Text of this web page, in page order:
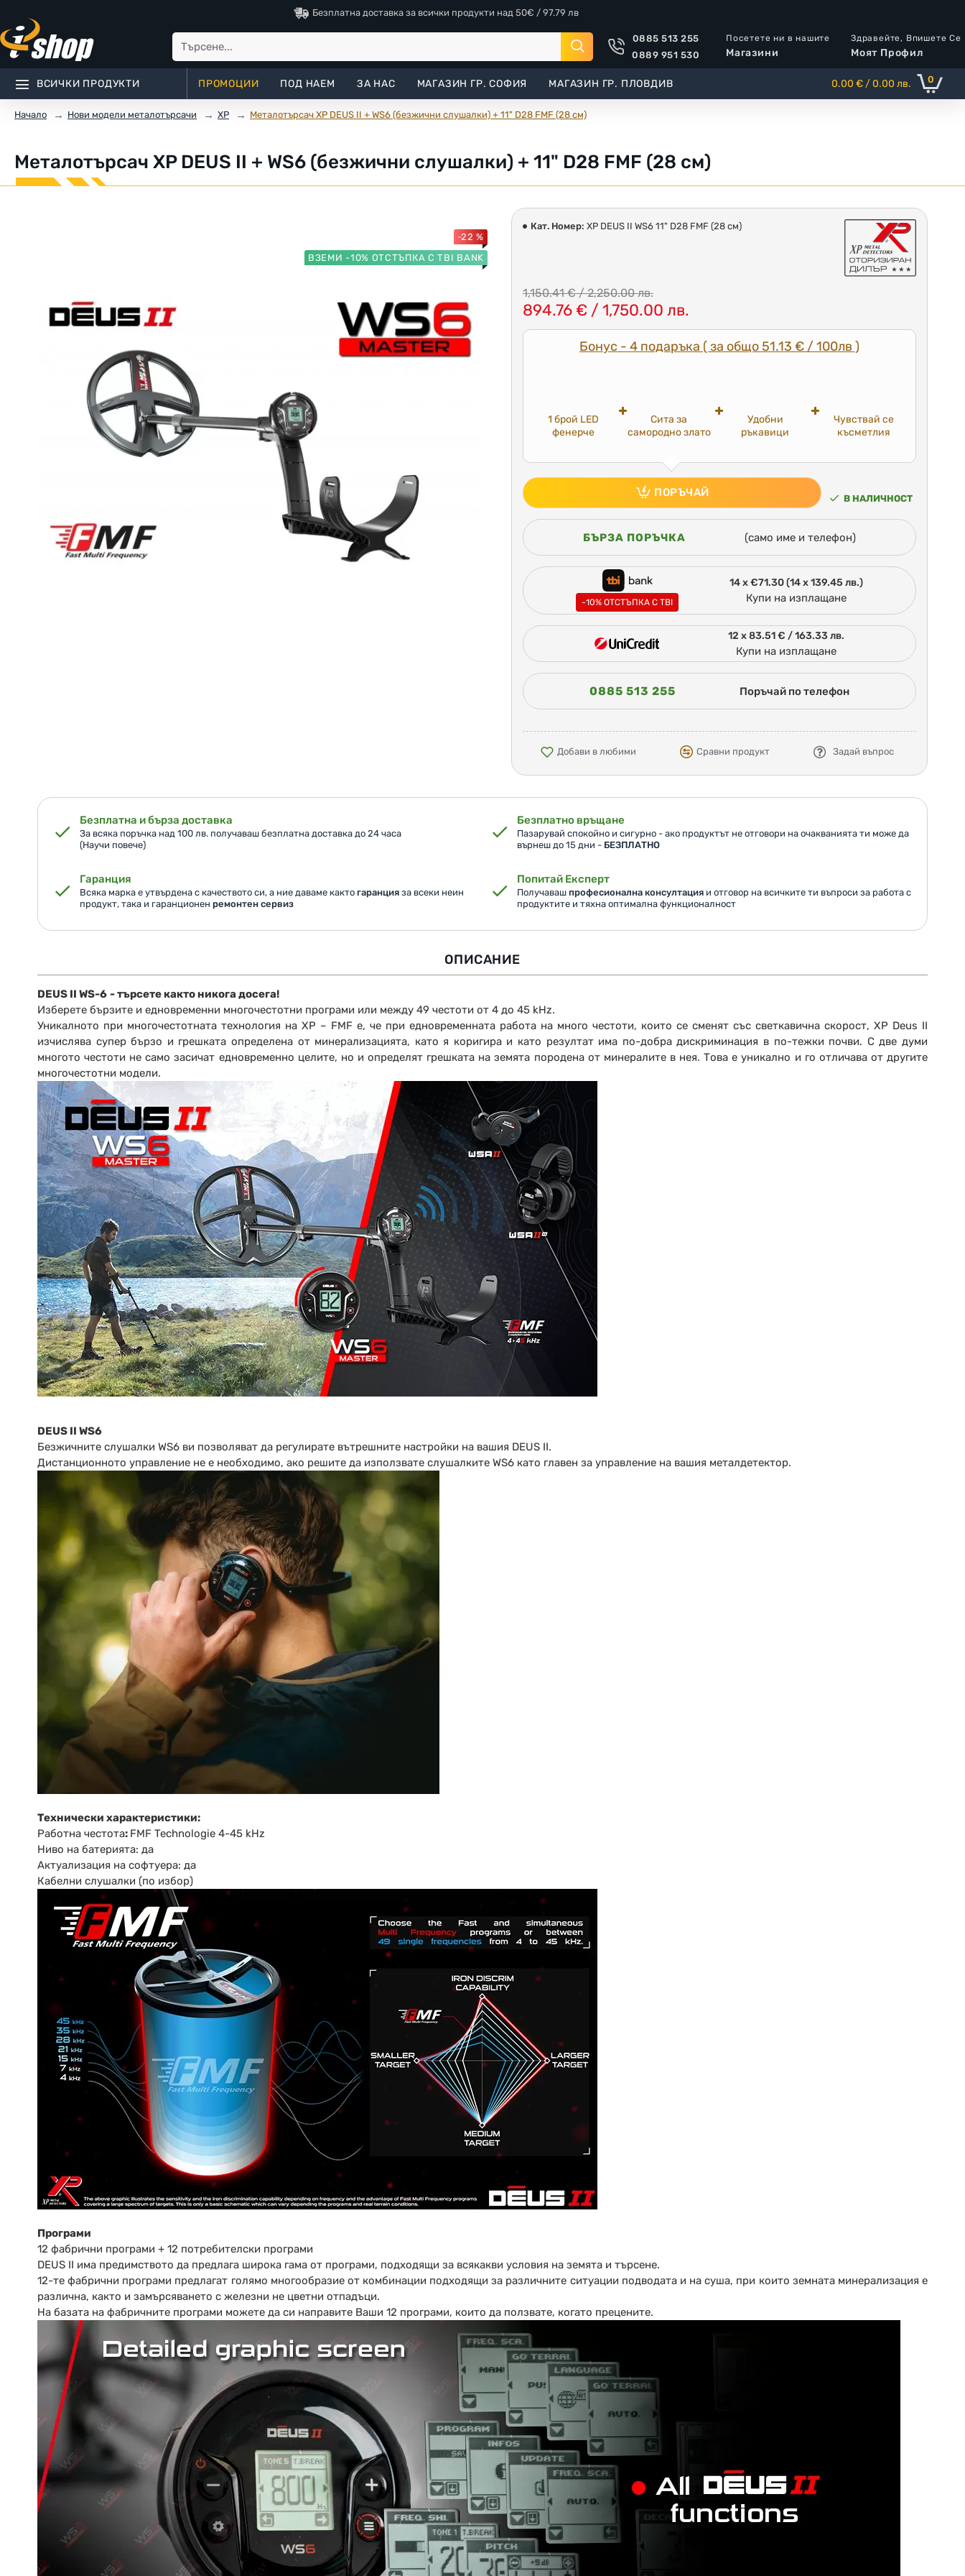
Безплатна доставка за всички продукти над 50€ / 97.79 лв
0885 513 255
0889 951 530
Посетете ни в нашите
Магазини
Здравейте, Впишете Се
Моят Профил
ВСИЧКИ ПРОДУКТИ ПРОМОЦИИ ПОД НАЕМ ЗА НАС МАГАЗИН ГР. СОФИЯ МАГАЗИН ГР. ПЛОВДИВ 0.00 € / 0.00 лв. 0
Начало Нови модели металотърсачи XP Металотърсач XP DEUS II + WS6 (безжични слушалки) + 11" D28 FMF (28 см)
Металотърсач XP DEUS II + WS6 (безжични слушалки) + 11" D28 FMF (28 см)
ВЗЕМИ -10% ОТСТЪПКА С TBI BANK
-22 %
Бонус - 4 подаръка ( за общо 51.13 € / 100лв )
1 брой LED
фенерче
Сита за
самородно злато
Удобни
ръкавици
Чувствай се
късметлия
Кат. Номер: XP DEUS II WS6 11" D28 FMF (28 см)
894.76 € / 1,750.00 лв.
1,150.41 € / 2,250.00 лв.
ПОРЪЧАЙ В НАЛИЧНОСТ
БЪРЗА ПОРЪЧКА (само име и телефон)
-10% ОТСТЪПКА С TBI
14 x €71.30 (14 x 139.45 лв.)
Купи на изплащане
12 x 83.51 € / 163.33 лв.
Купи на изплащане
0885 513 255 Поръчай по телефон
Задай въпрос
Добави в любими Сравни продукт
Безплатна и бърза доставка
За всяка поръчка над 100 лв. получаваш безплатна доставка до 24 часа
(Научи повече)
Безплатно връщане
Пазарувай спокойно и сигурно - ако продуктът не отговори на очакванията ти може да
върнеш до 15 дни - БЕЗПЛАТНО
Гаранция
Всяка марка е утвърдена с качеството си, а ние даваме както гаранция за всеки неин
продукт, така и гаранционен ремонтен сервиз
Попитай Експерт
Получаваш професионална консултацияи отговор на всичките ти въпроси за работа с
продуктите и тяхна оптимална функционалност
ОПИСАНИЕ
DEUS II WS-6 - търсете както никога досега!
Изберете бързите и едновременни многочестотни програми или между 49 честоти от 4 до 45 kHz.
Уникалното при многочестотната технология на XP – FMF е, че при едновременната работа на много честоти, които се сменят със светкавична скорост, XP Deus II
изчислява супер бързо и грешката определена от минерализацията, като я коригира и като резултат има по-добра дискриминация в по-тежки почви. С две думи
многото честоти не само засичат едновременно целите, но и определят грешката на земята породена от минералите в нея. Това е уникално и го отличава от другите
многочестотни модели.
DEUS II WS6
Безжичните слушалки WS6 ви позволяват да регулирате вътрешните настройки на вашия DEUS II.
Дистанционното управление не е необходимо, ако решите да използвате слушалките WS6 като главен за управление на вашия металдетектор.
Технически характеристики:
Работна честота: FMF Technologie 4-45 kHz
Ниво на батерията: да
Актуализация на софтуера: да
Кабелни слушалки (по избор)
Програми
12 фабрични програми + 12 потребителски програми
DEUS II има предимството да предлага широка гама от програми, подходящи за всякакви условия на земята и търсене.
12-те фабрични програми предлагат голямо многообразие от комбинации подходящи за различните ситуации подводата и на суша, при които земната минерализация е
различна, както и замърсяването с железни не цветни отпадъци.
На базата на фабричните програми можете да си направите Ваши 12 програми, които да ползвате, когато прецените.